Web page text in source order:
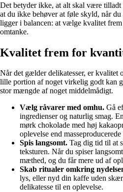
Det betyder ikke, at alt skal være tilladt
at du ikke behøver at føle skyld, når
ligger i balancen: at vælge kvalitet
omtanke.
Kvalitet frem for
Når det gælder delikatesser, er kvalitet
lille portion af noget virkelig godt kan
stor mængde af noget middelmådigt.
Vælg råvarer med omhu. Gå
ingredienser og naturlig smag.
mørk chokolade med høj
oplevelse end
Spis langsomt. Tag dig tid til at
teksturen. Når du spiser
mæthed, og du får mere ud af
Skab ritualer omkring
lys, eller nyd din kaffe uden
delikatesse til en oplevelse.